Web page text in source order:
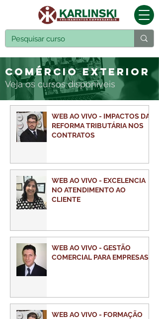
COMÉRCIO EXTERIOR
Veja os cursos disponíveis
WEB AO VIVO - IMPACTOS DA
REFORMA TRIBUTÁRIA NOS
CONTRATOS
WEB AO VIVO - EXCELENCIA
NO ATENDIMENTO AO
CLIENTE
WEB AO VIVO - GESTÃO
COMERCIAL PARA EMPRESAS
WEB AO VIVO - FORMAÇÃO